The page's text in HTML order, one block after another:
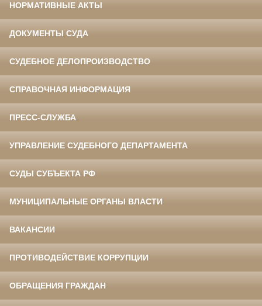
НОРМАТИВНЫЕ АКТЫ
ДОКУМЕНТЫ СУДА
СУДЕБНОЕ ДЕЛОПРОИЗВОДСТВО
СПРАВОЧНАЯ ИНФОРМАЦИЯ
ПРЕСС-СЛУЖБА
УПРАВЛЕНИЕ СУДЕБНОГО ДЕПАРТАМЕНТА
СУДЫ СУБЪЕКТА РФ
МУНИЦИПАЛЬНЫЕ ОРГАНЫ ВЛАСТИ
ВАКАНСИИ
ПРОТИВОДЕЙСТВИЕ КОРРУПЦИИ
ОБРАЩЕНИЯ ГРАЖДАН